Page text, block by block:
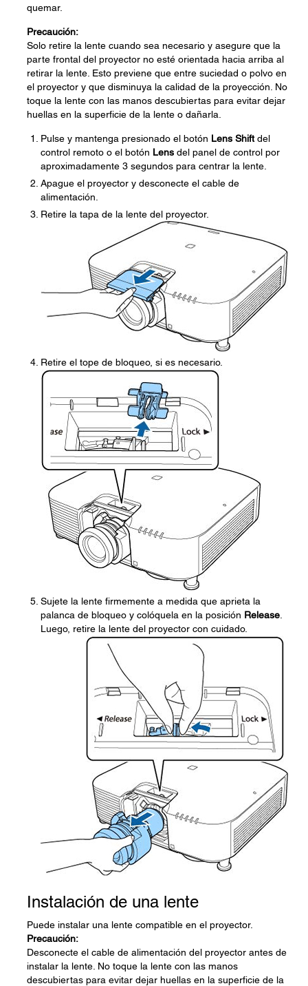
quemar.
Precaución:
Solo retire la lente cuando sea necesario y asegure que la
parte frontal del proyector no esté orientada hacia arriba al
retirar la lente. Esto previene que entre suciedad o polvo en
el proyector y que disminuya la calidad de la proyección. No
toque la lente con las manos descubiertas para evitar dejar
huellas en la superficie de la lente o dañarla.
Pulse y mantenga presionado el botón Lens Shiftdel
control remoto o el botón Lens del panel de control por
aproximadamente 3 segundos para centrar la lente.
Apague el proyector y desconecte el cable de
alimentación.
Retire la tapa de la lente del proyector.
Retire el tope de bloqueo, si es necesario.
Sujete la lente firmemente a medida que aprieta la
palanca de bloqueo y colóquela en la posición Release
Luego, retire la lente del proyector con cuidado.
Instalación de una lente
Puede instalar una lente compatible en el proyector.
Precaución:
Desconecte el cable de alimentación del proyector antes de
instalar la lente. No toque la lente con las manos
descubiertas para evitar dejar huellas en la superficie de la